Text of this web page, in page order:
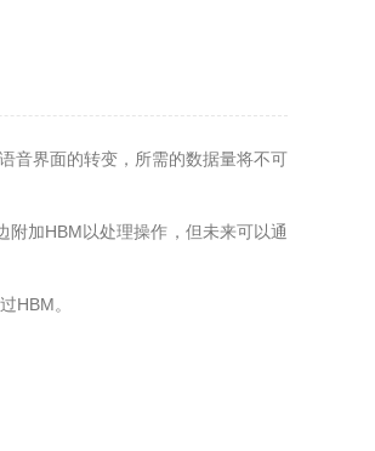
音界面的转变，所需的数据量将不可
加HBM以处理操作，但未来可以通
HBM。